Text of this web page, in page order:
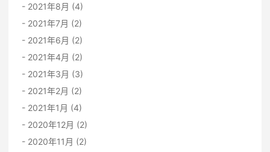
2021年8月 (4)
2021年7月 (2)
2021年6月 (2)
2021年4月 (2)
2021年3月 (3)
2021年2月 (2)
2021年1月 (4)
2020年12月 (2)
2020年11月 (2)